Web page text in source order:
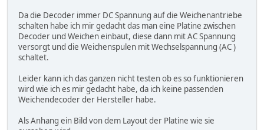
Da die Decoder immer DC Spannung auf die Weichenantriebe
schalten habe ich mir gedacht das man eine Platine zwischen
Decoder und Weichen einbaut, diese dann mit AC Spannung
versorgt und die Weichenspulen mit Wechselspannung (AC )
schaltet.
Leider kann ich das ganzen nicht testen ob es so funktionieren
wird wie ich es mir gedacht habe, da ich keine passenden
Weichendecoder der Hersteller habe.
Als Anhang ein Bild von dem Layout der Platine wie sie